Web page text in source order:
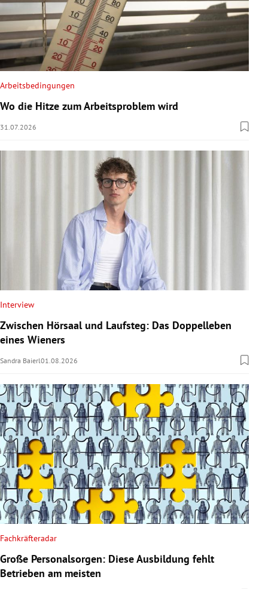
Arbeitsbedingungen
Wo die Hitze zum Arbeitsproblem wird
31.07.2026
Interview
Zwischen Hörsaal und Laufsteg: Das Doppelleben
eines Wieners
Sandra Baierl01.08.2026
Fachkräfteradar
Große Personalsorgen: Diese Ausbildung fehlt
Betrieben am meisten